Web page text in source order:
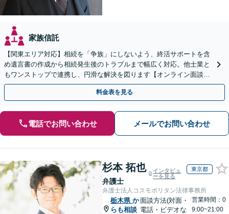
家族信託
【関東エリア対応】相続を「争族」にしないよう、終活サポートを含
め遺言書の作成から相続発生後のトラブルまで幅広く対応。他士業と
もワンストップで連携し、円滑な解決を図ります【オンライン面談対
応】【出張相談OK】
料金表を見る
電話でお問い合わせ メールでお問い合わせ
杉本 拓也
弁護士
インタビュ
ーを見る
東京都
弁護士法人コスモポリタン法律事務所
栃木県 か
らも相談
面談方法(対面・
電話・ビデオな
営業時間：0
9:00~21:00